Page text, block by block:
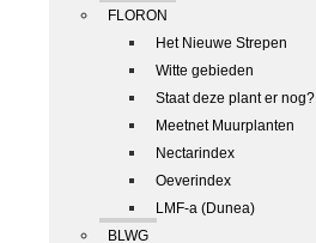
FLORON
Het Nieuwe Strepen
Witte gebieden
Staat deze plant er nog?
Meetnet Muurplanten
Nectarindex
Oeverindex
LMF-a (Dunea)
BLWG